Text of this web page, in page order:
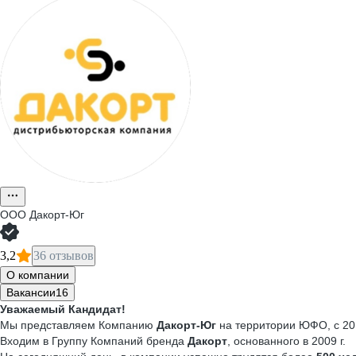
ООО Дакорт-Юг
3,2 36 отзывов
О компании
Вакансии16
Уважаемый Кандидат!
Мы представляем Компанию Дакорт-Юг на территории ЮФО, с
Входим в Группу Компаний бренда Дакорт , основанного в 2009 г.